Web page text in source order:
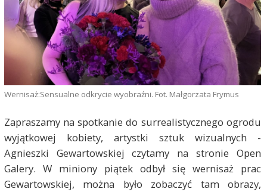
Wernisaż:Sensualne odkrycie wyobraźni. Fot. Małgorzata Frymus
Zapraszamy na spotkanie do surrealistycznego ogrodu
wyjątkowej kobiety, artystki sztuk wizualnych -
Agnieszki Gewartowskiej czytamy na stronie Open
Galery. W miniony piątek odbył się wernisaż prac
Gewartowskiej, można było zobaczyć tam obrazy,